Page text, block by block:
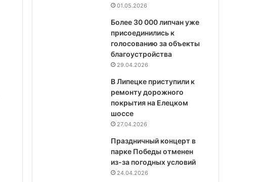
01.05.2026
Более 30 000 липчан уже
присоединились к
голосованию за объекты
благоустройства
29.04.2026
В Липецке приступили к
ремонту дорожного
покрытия на Елецком
шоссе
27.04.2026
Праздничный концерт в
парке Победы отменен
из-за погодных условий
24.04.2026